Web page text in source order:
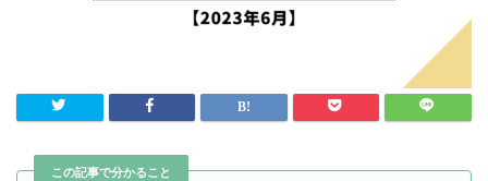
この記事で分かること